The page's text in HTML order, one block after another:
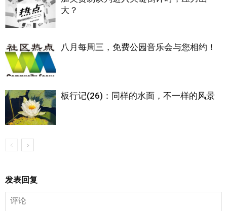
大？
八月每周三，免费公园音乐会与您相约！
板行记(26)：同样的水面，不一样的风景
发表回复